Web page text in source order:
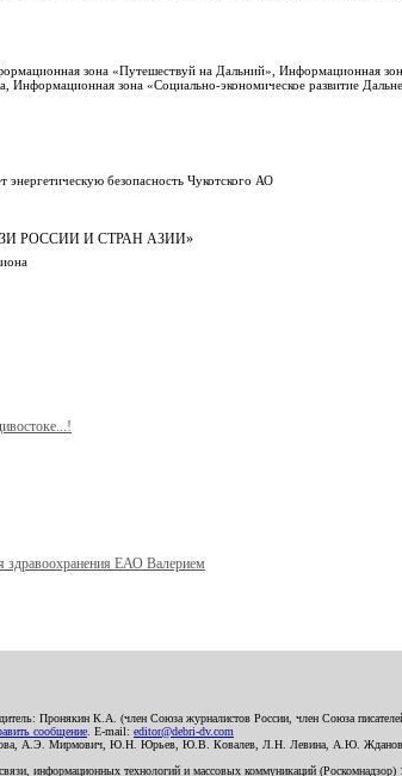
зона «Путешествуй на Дальний», Информационная
Информационная зона «Социально-экономическое развитие
безопасность Чукотского АО
РОССИИ И СТРАН АЗИИ»
здравоохранения ЕАО Валерием
Пронякин К.А. (член Союза журналистов России, член Союза
сообщение . E-mail: editor@debri-dv.com
А.Э. Мирмович, Ю.Н. Юрьев, Ю.В. Ковалев, Л.Н. Левина, А.Ю.
информационных технологий и массовых коммуникаций (Роскомнадзор)